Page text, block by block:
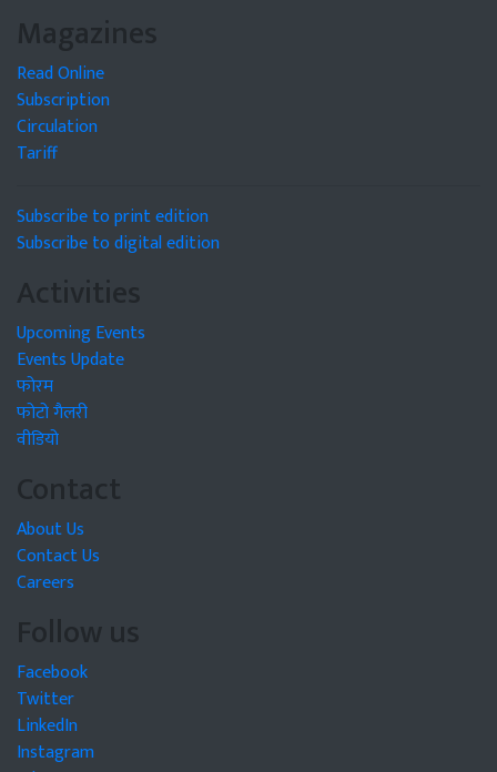
Magazines
Read Online
Subscription
Circulation
Tariff
Subscribe to print edition
Subscribe to digital edition
Activities
Upcoming Events
Events Update
फोरम
फोटो गैलरी
वीडियो
Contact
About Us
Contact Us
Careers
Follow us
Facebook
Twitter
LinkedIn
Instagram